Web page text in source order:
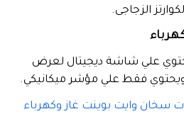
الزجاجى.
علي شاشة ديجيتال لعرض
ويحتوي فقط علي مؤشر ميكانيكي.
سخان وايت بوينت غاز وكهرباء